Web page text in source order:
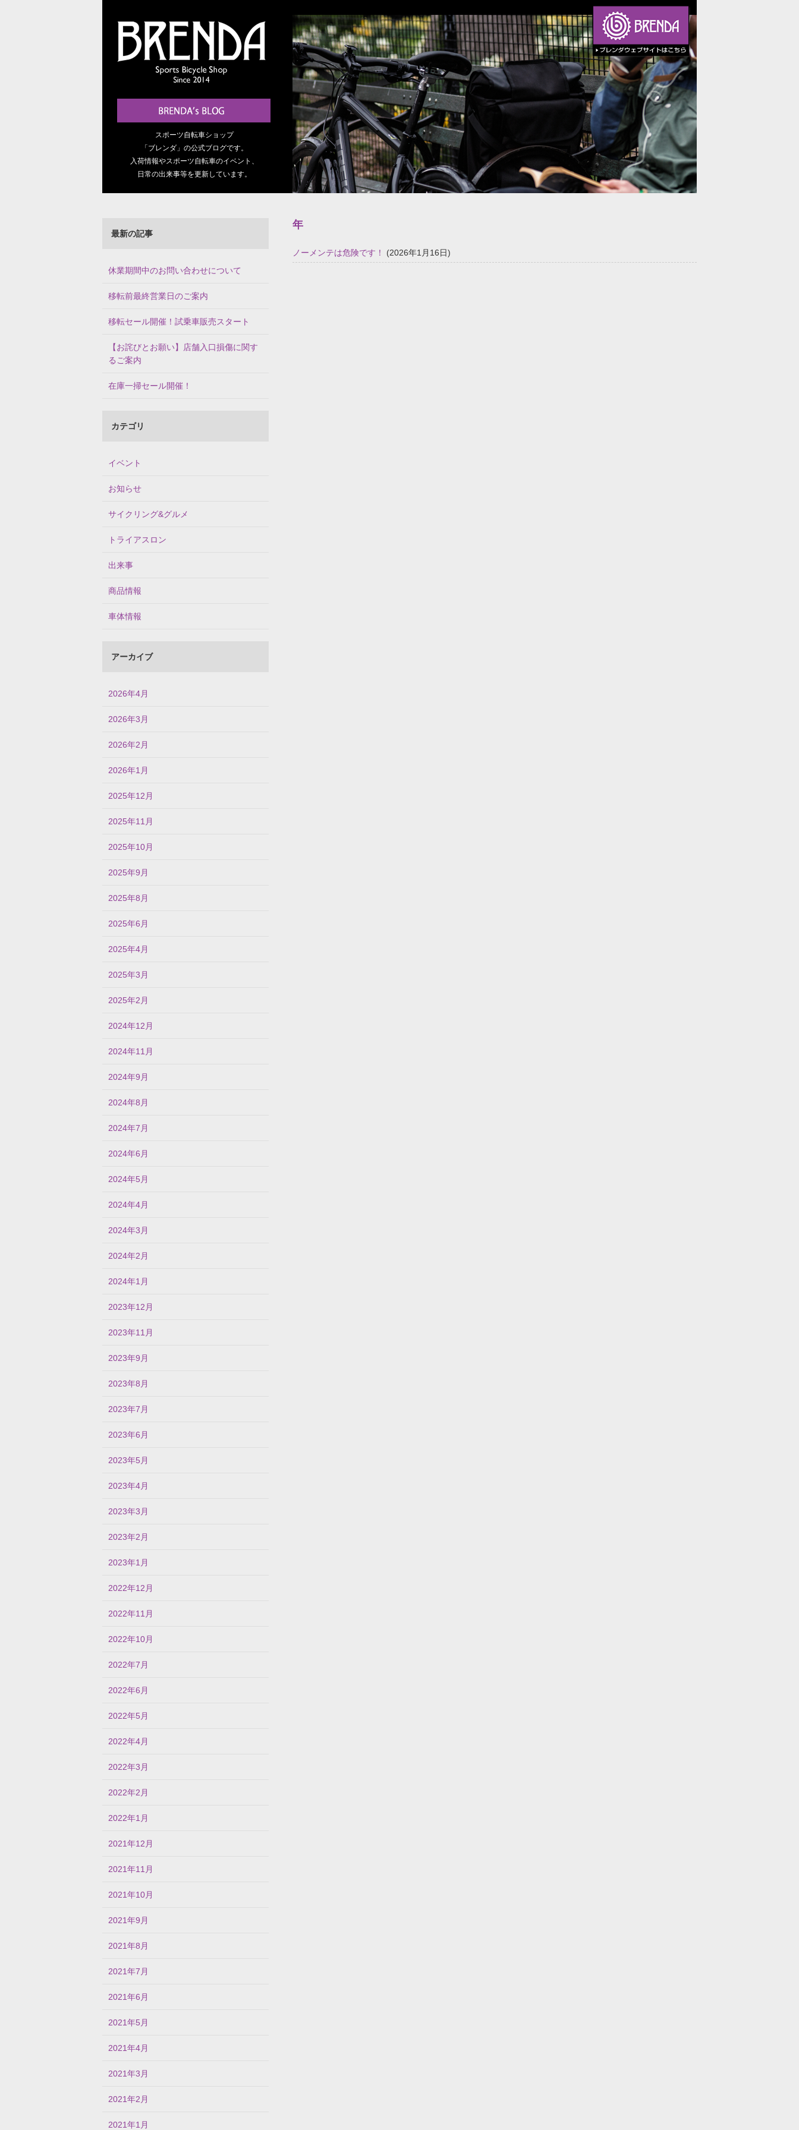
スポーツ自転車ショップ
「ブレンダ」の公式ブログです。
入荷情報やスポーツ自転車のイベント、
日常の出来事等を更新しています。
年
ノーメンテは危険です！ (2026年1月16日)
最新の記事
休業期間中のお問い合わせについて
移転前最終営業日のご案内
移転セール開催！試乗車販売スタート
【お詫びとお願い】店舗入口損傷に関す
るご案内
在庫一掃セール開催！
カテゴリ
イベント
お知らせ
サイクリング&グルメ
トライアスロン
出来事
商品情報
車体情報
アーカイブ
2026年4月
2026年3月
2026年2月
2026年1月
2025年12月
2025年11月
2025年10月
2025年9月
2025年8月
2025年6月
2025年4月
2025年3月
2025年2月
2024年12月
2024年11月
2024年9月
2024年8月
2024年7月
2024年6月
2024年5月
2024年4月
2024年3月
2024年2月
2024年1月
2023年12月
2023年11月
2023年9月
2023年8月
2023年7月
2023年6月
2023年5月
2023年4月
2023年3月
2023年2月
2023年1月
2022年12月
2022年11月
2022年10月
2022年7月
2022年6月
2022年5月
2022年4月
2022年3月
2022年2月
2022年1月
2021年12月
2021年11月
2021年10月
2021年9月
2021年8月
2021年7月
2021年6月
2021年5月
2021年4月
2021年3月
2021年2月
2021年1月